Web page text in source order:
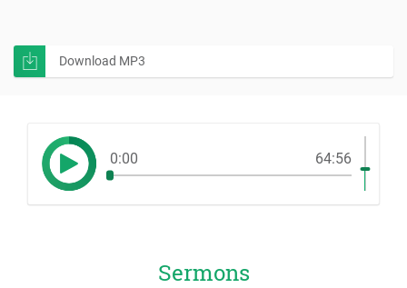
Download MP3
0:00 64:56
Sermons